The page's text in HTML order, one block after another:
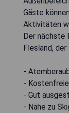
Gäste
Aktivitäten
Der nächste
Flesland,
-
-
- Gut
- Nähe zu